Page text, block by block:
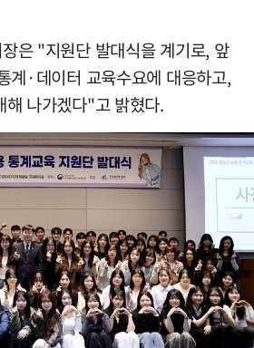
은 "지원단 발대식을 계기로, 앞
계·데이터 교육수요에 대응하고,
해 나가겠다"고 밝혔다.